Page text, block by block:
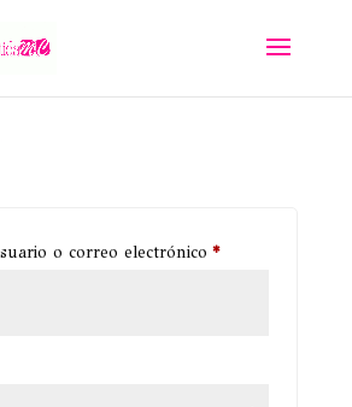
o correo electrónico *Obligatorio